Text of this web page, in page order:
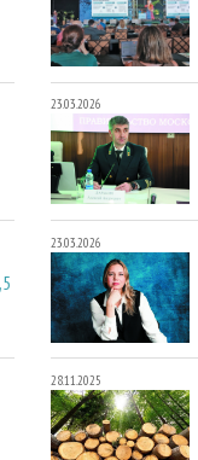
23.03.2026
23.03.2026
28.11.2025